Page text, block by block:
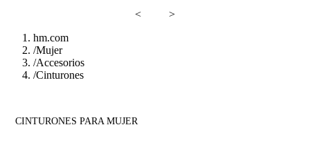
<
>
hm.com
/Mujer
/Accesorios
/Cinturones
CINTURONES PARA MUJER